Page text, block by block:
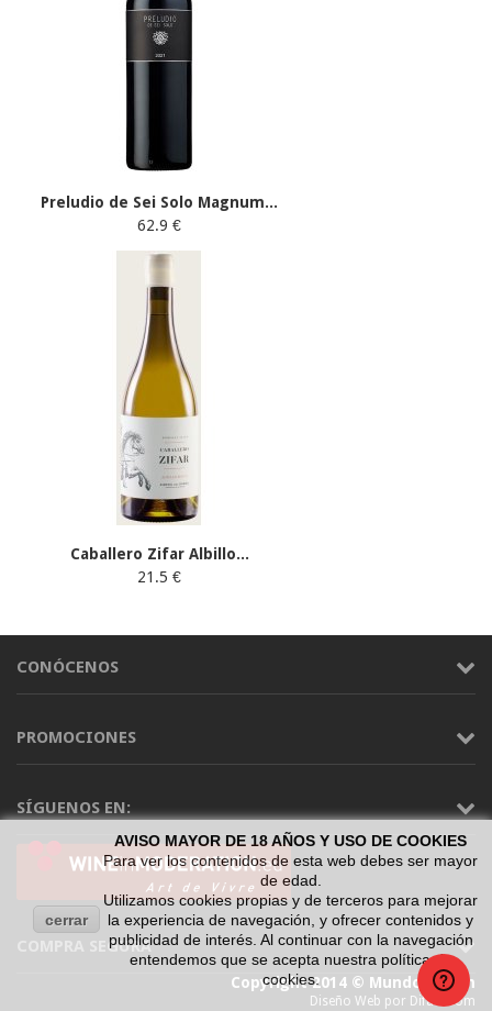
Preludio de Sei Solo Magnum...
62.9 €
Caballero Zifar Albillo...
21.5 €
CONÓCENOS
PROMOCIONES
SÍGUENOS EN:
COMPRA SEGURA
cerrar
AVISO MAYOR DE 18 AÑOS Y USO DE COOKIES
Para ver los contenidos de esta web debes ser mayor
de edad.
Utilizamos cookies propias y de terceros para mejorar
la experiencia de navegación, y ofrecer contenidos y
publicidad de interés. Al continuar con la navegación
entendemos que se acepta nuestra política de
cookies.
Copyright 2014 © Mundo Vinum
Diseño Web por Difadi.com